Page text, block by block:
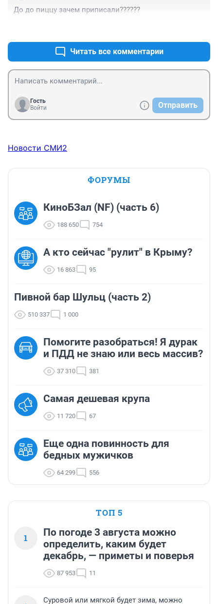
До до пиццу зачем приписали??????
Читать все комментарии
Гость
Войти
Отправить
Новости СМИ2
ФОРУМЫ
КиноБЗал (NF) (часть 6)
188 650 754
А кто сейчас "рулит" в Крыму?
16 863 95
Пивной бар Шульц (часть 2)
510 337 1 000
Помогите разобраться! Я дурак
и ПДД не знаю или весь массив?
37 310 381
Самая дешевая крупа
11 720 67
Еще одна повинность для
бедных мужичков
64 299 556
ТОП 5
1
По погоде 3 августа можно
определить, каким будет
декабрь, — приметы и поверья
87 953 11
Суровой или мягкой будет зима, можно